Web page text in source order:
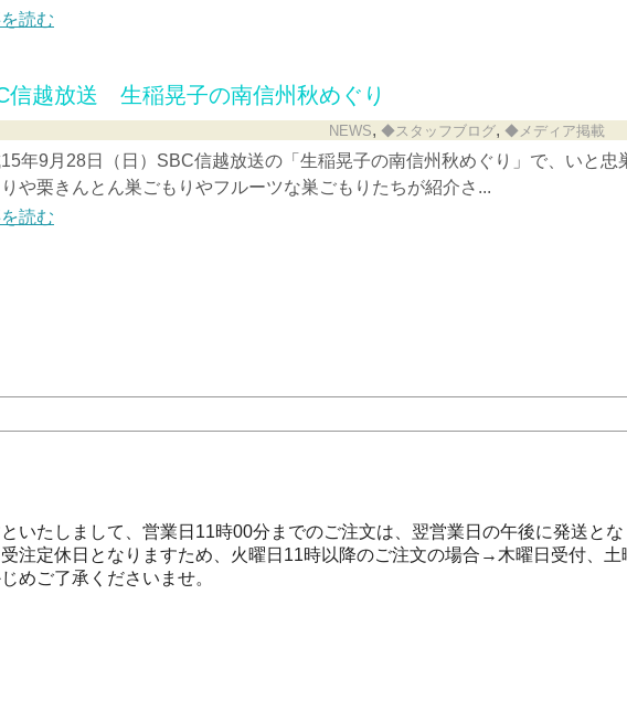
読む
信越放送 生稲晃子の南信州秋めぐり
NEWS, ◆スタッフブログ, ◆メディア掲載
年9月28日（日）SBC信越放送の「生稲晃子の南信州秋めぐり」で、いと忠
や栗きんとん巣ごもりやフルーツな巣ごもりたちが紹介さ...
読む
いたしまして、営業日11時00分までのご注文は、翌営業日の午後に発送と
注定休日となりますため、火曜日11時以降のご注文の場合→木曜日受付、
めご了承くださいませ。